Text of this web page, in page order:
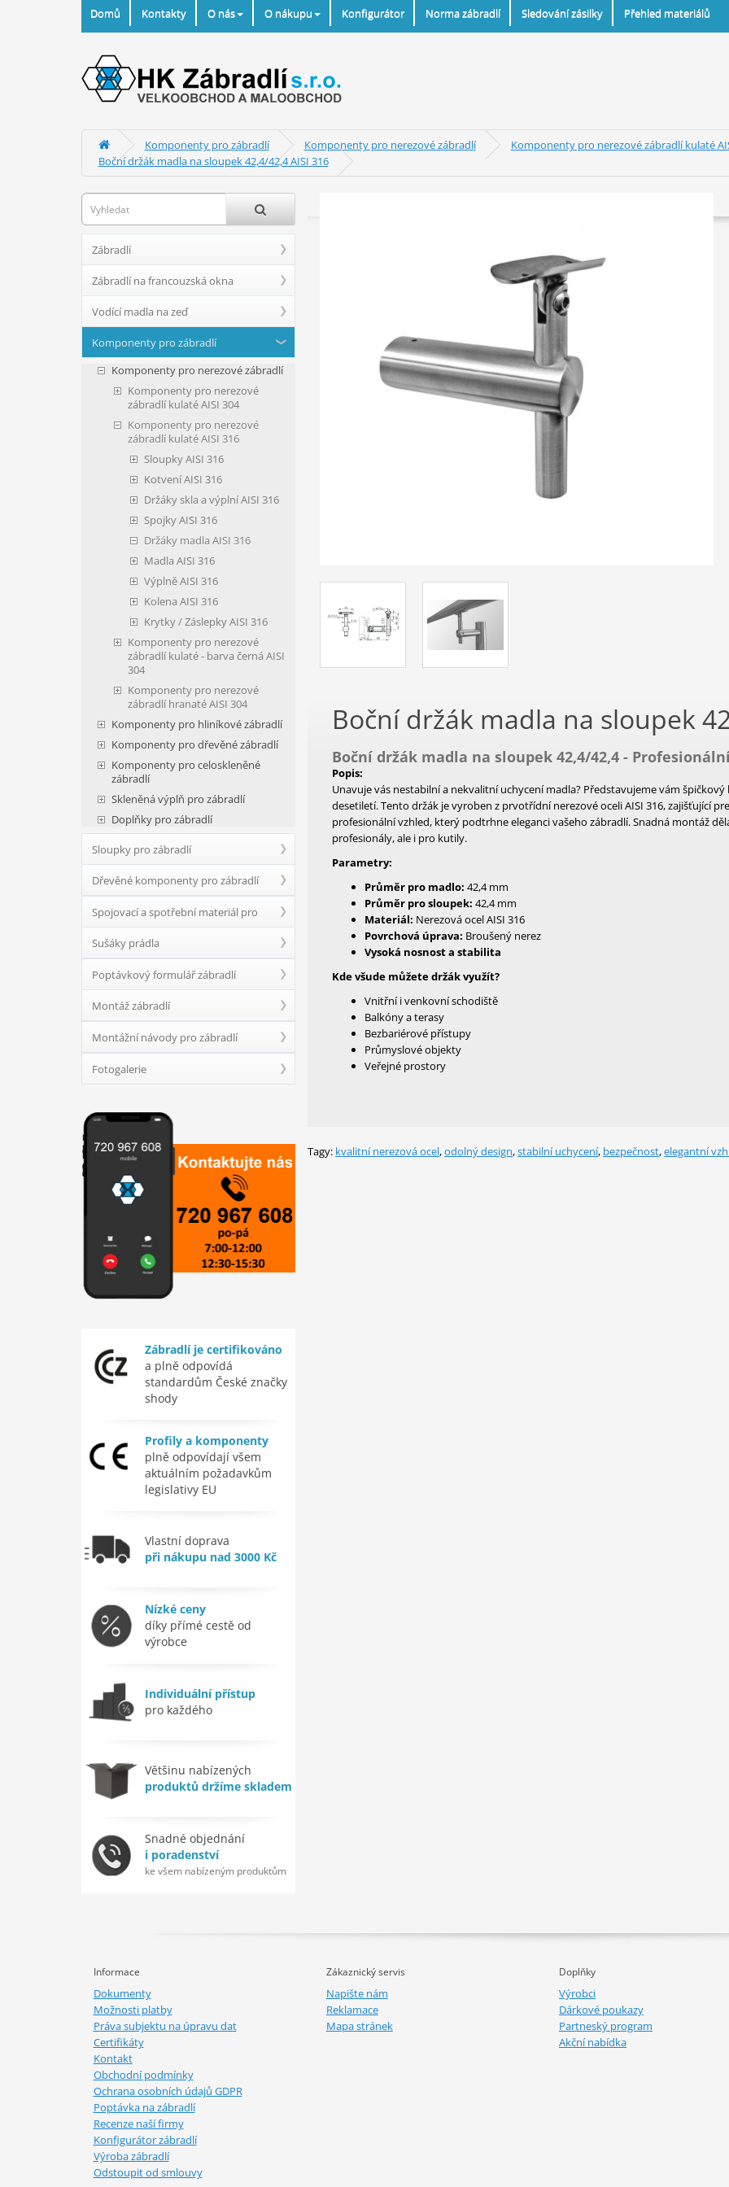
Domů Kontakty O nás O nákupu Konfigurátor Norma zábradlí Sledování zásilky Přehled materiálů
Komponenty pro zábradlí Komponenty pro nerezové zábradlí
Komponenty pro nerezové zábradlí kulaté
Boční držák madla na sloupek 42,4/42,4 AISI 316
Zábradlí
Zábradlí na francouzská okna
Vodící madla na zeď
Komponenty pro zábradlí
Komponenty pro nerezové zábradlí
Komponenty pro nerezové
zábradlí kulaté AISI 304
Komponenty pro nerezové
zábradlí kulaté AISI 316
Sloupky AISI 316
Kotvení AISI 316
Držáky skla a výplní AISI 316
Spojky AISI 316
Držáky madla AISI 316
Madla AISI 316
Výplně AISI 316
Kolena AISI 316
Krytky / Záslepky AISI 316
Komponenty pro nerezové
zábradlí kulaté - barva černá AISI
304
Komponenty pro nerezové
zábradlí hranaté AISI 304
Komponenty pro hliníkové zábradlí
Komponenty pro dřevěné zábradlí
Komponenty pro celoskleněné
zábradlí
Skleněná výplň pro zábradlí
Doplňky pro zábradlí
Sloupky pro zábradlí
Dřevěné komponenty pro zábradlí
Spojovací a spotřební materiál pro
zábradlí
Sušáky prádla
Poptávkový formulář zábradlí
Montáž zábradlí
Montážní návody pro zábradlí
Fotogalerie
Zábradlí je certifikováno
a plně odpovídá
standardům České značky
shody
Profily a komponenty
plně odpovídají všem
aktuálním požadavkům
legislativy EU
Vlastní doprava
při nákupu nad 3000 Kč
Nízké ceny
díky přímé cestě od
výrobce
Individuální přístup
pro každého
Většinu nabízených
produktů držíme skladem
Snadné objednání
i poradenství
ke všem nabízeným produktům
Boční držák madla na sloupek
Boční držák madla na sloupek 42,4/42,4 -
Popis:
Unavuje vás nestabilní a nekvalitní uchycení madla? Představujeme vám
desetiletí. Tento držák je vyroben z prvotřídní nerezové oceli AISI 316, zajišťující
profesionální vzhled, který podtrhne eleganci vašeho zábradlí. Snadná montáž
profesionály, ale i pro kutily.
Parametry:
Průměr pro madlo: 42,4 mm
Průměr pro sloupek: 42,4 mm
Materiál: Nerezová ocel AISI 316
Povrchová úprava: Broušený nerez
Vysoká nosnost a stabilita
Kde všude můžete držák využít?
Vnitřní i venkovní schodiště
Balkóny a terasy
Bezbariérové přístupy
Průmyslové objekty
Veřejné prostory
Tagy: kvalitní nerezová ocel,odolný design,stabilní uchycení, bezpečnost,elegantní
Informace
Dokumenty
Možnosti platby
Práva subjektu na úpravu dat
Certifikáty
Kontakt
Obchodní podmínky
Ochrana osobních údajů GDPR
Poptávka na zábradlí
Recenze naší firmy
Konfigurátor zábradlí
Výroba zábradlí
Odstoupit od smlouvy
Zákaznický servis
Napište nám
Reklamace
Mapa stránek
Doplňky
Výrobci
Dárkové poukazy
Partneský program
Akční nabídka